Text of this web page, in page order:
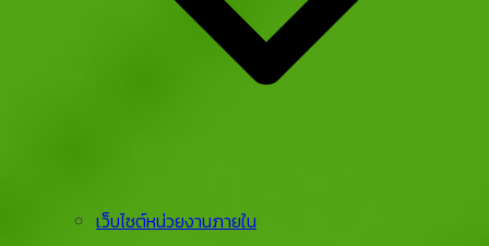
เว็บไซต์หน่วยงานภายใน